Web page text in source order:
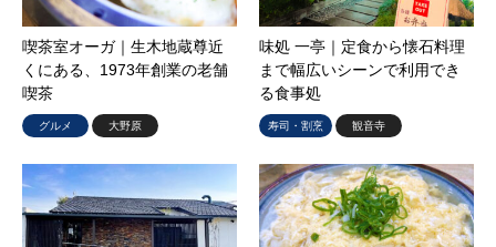
喫茶室オーガ｜生木地蔵尊近
くにある、1973年創業の老舗
喫茶
グルメ 大野原
味処 一亭｜定食から懐石料理
まで幅広いシーンで利用でき
る食事処
寿司・割烹 観音寺